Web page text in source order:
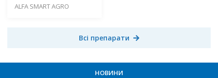
ALFA SMART AGRO
Всі препарати
НОВИНИ